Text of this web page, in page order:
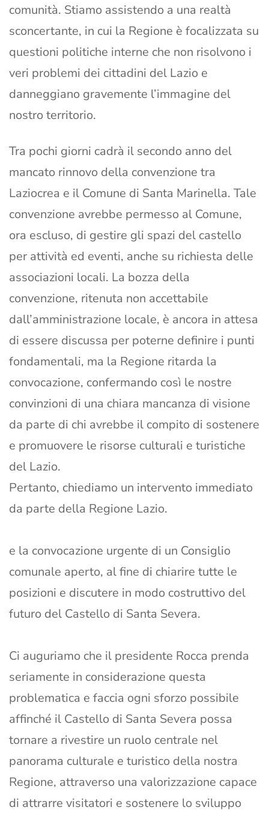
comunità. Stiamo assistendo a una realtà
sconcertante, in cui la Regione è focalizzata su
questioni politiche interne che non risolvono i
veri problemi dei cittadini del Lazio e
danneggiano gravemente l’immagine del
nostro territorio.
Tra pochi giorni cadrà il secondo anno del
mancato rinnovo della convenzione tra
Laziocrea e il Comune di Santa Marinella. Tale
convenzione avrebbe permesso al Comune,
ora escluso, di gestire gli spazi del castello
per attività ed eventi, anche su richiesta delle
associazioni locali. La bozza della
convenzione, ritenuta non accettabile
dall’amministrazione locale, è ancora in attesa
di essere discussa per poterne definire i punti
fondamentali, ma la Regione ritarda la
convocazione, confermando così le nostre
convinzioni di una chiara mancanza di visione
da parte di chi avrebbe il compito di sostenere
e promuovere le risorse culturali e turistiche
del Lazio.
Pertanto, chiediamo un intervento immediato
da parte della Regione Lazio.
e la convocazione urgente di un Consiglio
comunale aperto, al fine di chiarire tutte le
posizioni e discutere in modo costruttivo del
futuro del Castello di Santa Severa.
Ci auguriamo che il presidente Rocca prenda
seriamente in considerazione questa
problematica e faccia ogni sforzo possibile
affinché il Castello di Santa Severa possa
tornare a rivestire un ruolo centrale nel
panorama culturale e turistico della nostra
Regione, attraverso una valorizzazione capace
di attrarre visitatori e sostenere lo sviluppo